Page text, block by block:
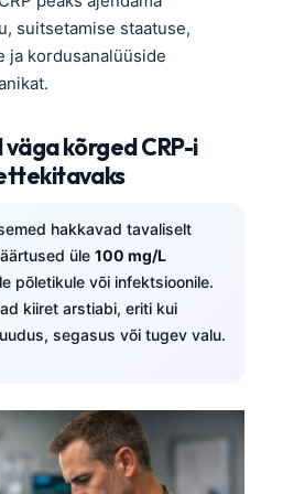
suitsetamise staatuse,
ja kordusanalüüside
kõrged CRP-i
hakkavad tavaliselt
üle 100 mg/L
põletikule või infektsioonile.
kiiret arstiabi, eriti kui
segasus või tugev valu.